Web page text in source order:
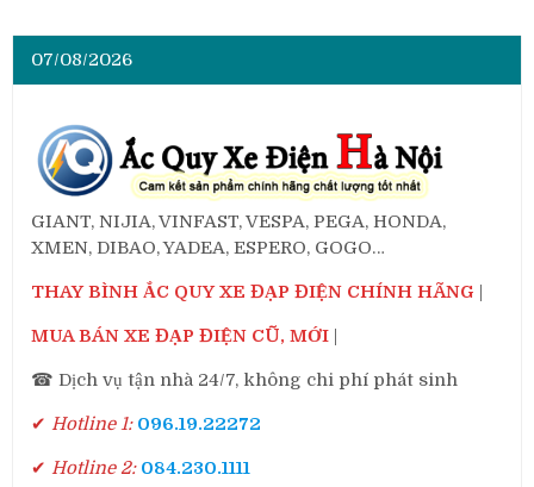
07/08/2026
GIANT, NIJIA, VINFAST, VESPA, PEGA, HONDA,
XMEN, DIBAO, YADEA, ESPERO, GOGO…
THAY BÌNH ẮC QUY XE ĐẠP ĐIỆN CHÍNH HÃNG
MUA BÁN XE ĐẠP ĐIỆN CŨ, MỚI
☎ Dịch vụ tận nhà 24/7, không chi phí phát sinh
✔ Hotline 1: 096.19.22272
✔ Hotline 2: 084.230.1111